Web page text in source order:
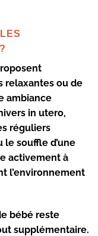
relaxantes ou de
ambiance
in utero,
réguliers
souffle d’une
activement à
l’environnement
bébé reste
supplémentaire.